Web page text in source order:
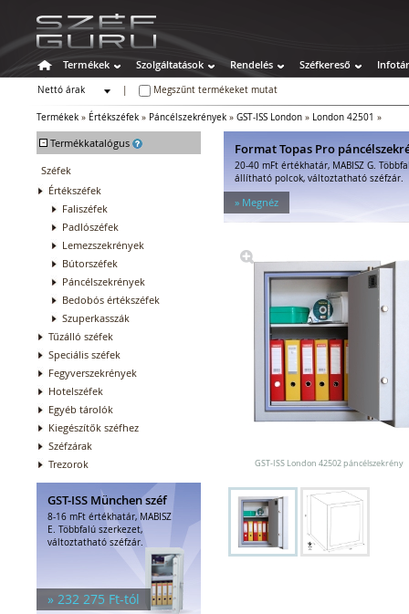
Termékek Szolgáltatások Rendelés Széfkereső Infotár
Nettó árak
Megszűnt termékeket mutat
Termékek » Értékszéfek » Páncélszekrények » GST-ISS London » London 42501 »
- Termékkatalógus
Széfek
Értékszéfek
Faliszéfek
Padlószéfek
Lemezszekrények
Bútorszéfek
Páncélszekrények
Bedobós értékszéfek
Szuperkasszák
Tűzálló széfek
Speciális széfek
Fegyverszekrények
Hotelszéfek
Egyéb tárolók
Kiegészítők széfhez
Széfzárak
Trezorok
GST-ISS München széf
8-16 mFt értékhatár, MABISZ
E. Többfalú szerkezet,
változtatható széfzár.
» 232 275 Ft-tól
Format Topas Pro
20-40 mFt értékhatár, MABISZ G.
állítható polcok, változtatható széfzár.
» Megnéz
GST-ISS London 42502 páncélszekrény